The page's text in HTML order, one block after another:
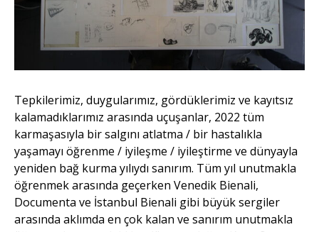
Tepkilerimiz, duygularımız, gördüklerimiz ve kayıtsız
kalamadıklarımız arasında uçuşanlar, 2022 tüm
karmaşasıyla bir salgını atlatma / bir hastalıkla
yaşamayı öğrenme / iyileşme / iyileştirme ve dünyayla
yeniden bağ kurma yılıydı sanırım. Tüm yıl unutmakla
öğrenmek arasında geçerken Venedik Bienali,
Documenta ve İstanbul Bienali gibi büyük sergiler
arasında aklımda en çok kalan ve sanırım unutmakla